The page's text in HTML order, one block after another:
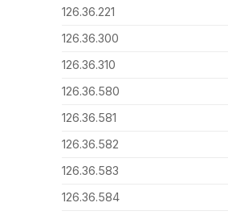
126.36.221
126.36.300
126.36.310
126.36.580
126.36.581
126.36.582
126.36.583
126.36.584